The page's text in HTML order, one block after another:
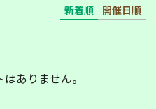
新着順 開催日順
ありません。